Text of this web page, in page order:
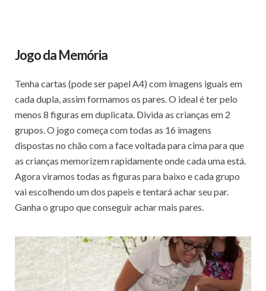
Jogo da Memória
Tenha cartas (pode ser papel A4) com imagens iguais em
cada dupla, assim formamos os pares. O ideal é ter pelo
menos 8 figuras em duplicata. Divida as crianças em 2
grupos. O jogo começa com todas as 16 imagens
dispostas no chão com a face voltada para cima para que
as crianças memorizem rapidamente onde cada uma está.
Agora viramos todas as figuras para baixo e cada grupo
vai escolhendo um dos papeis e tentará achar seu par.
Ganha o grupo que conseguir achar mais pares.